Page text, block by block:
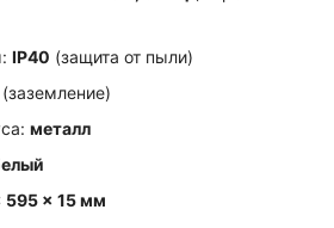
IP40 (защита от пыли)
(заземление)
металл
595 × 15 мм